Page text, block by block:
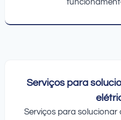
Serviços para
Serviços para